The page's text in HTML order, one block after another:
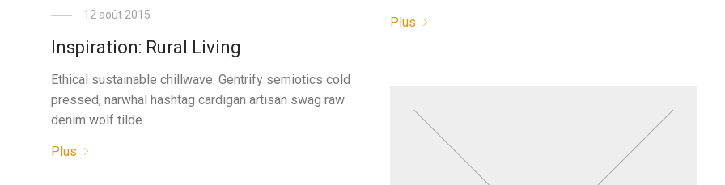
12 août 2015
Inspiration: Rural Living
Ethical sustainable chillwave. Gentrify semiotics cold
pressed, narwhal hashtag cardigan artisan swag raw
denim wolf tilde.
Plus
Plus